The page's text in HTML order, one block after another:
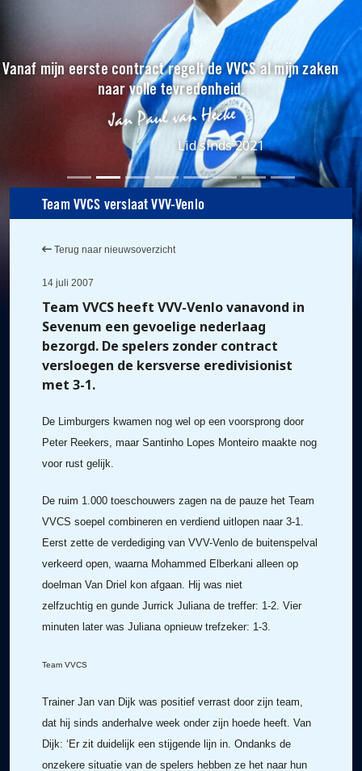
Vanaf mijn eerste contract regelt de VVCS al mijn zaken
naar volle tevredenheid.
Lid sinds 2021
Team VVCS verslaat VVV-Venlo
Terug naar nieuwsoverzicht
14 juli 2007
Team VVCS heeft VVV-Venlo vanavond in
Sevenum een gevoelige nederlaag
bezorgd. De spelers zonder contract
versloegen de kersverse eredivisionist
met 3-1.
De Limburgers kwamen nog wel op een voorsprong door
Peter Reekers, maar Santinho Lopes Monteiro maakte nog
voor rust gelijk.
De ruim 1.000 toeschouwers zagen na de pauze het Team
VVCS soepel combineren en verdiend uitlopen naar 3-1.
Eerst zette de verdediging van VVV-Venlo de buitenspelval
verkeerd open, waarna Mohammed Elberkani alleen op
doelman Van Driel kon afgaan. Hij was niet
zelfzuchtig en gunde Jurrick Juliana de treffer: 1-2. Vier
minuten later was Juliana opnieuw trefzeker: 1-3.
Team VVCS
Trainer Jan van Dijk was positief verrast door zijn team,
dat hij sinds anderhalve week onder zijn hoede heeft. Van
Dijk: ‘Er zit duidelijk een stijgende lijn in. Ondanks de
onzekere situatie van de spelers hebben ze het naar hun